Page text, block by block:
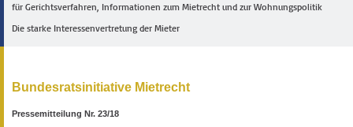
für Gerichtsverfahren, Informationen zum Mietrecht und zur Wohnungspolitik
Die starke Interessenvertretung der Mieter
Bundesratsinitiative Mietrecht
Pressemitteilung Nr. 23/18